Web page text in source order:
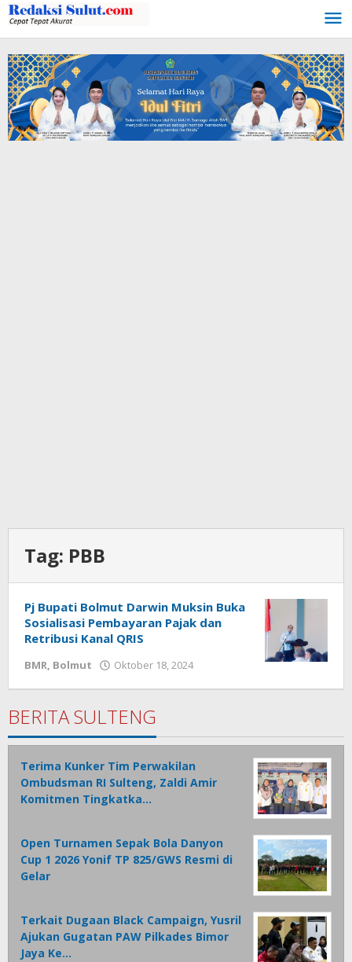
Lewati
ke
konten
Tag: PBB
Pj Bupati Bolmut Darwin Muksin Buka
Sosialisasi Pembayaran Pajak dan
Retribusi Kanal QRIS
BMR, Bolmut Oktober 18, 2024
BERITA SULTENG
Terima Kunker Tim Perwakilan
Ombudsman RI Sulteng, Zaldi Amir
Komitmen Tingkatka…
Open Turnamen Sepak Bola Danyon
Cup 1 2026 Yonif TP 825/GWS Resmi di
Gelar
Terkait Dugaan Black Campaign, Yusril
Ajukan Gugatan PAW Pilkades Bimor
Jaya Ke…